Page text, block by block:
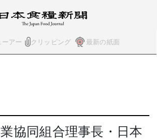
ーアー クリッピング 最新の紙面
協同組合理事長・日本